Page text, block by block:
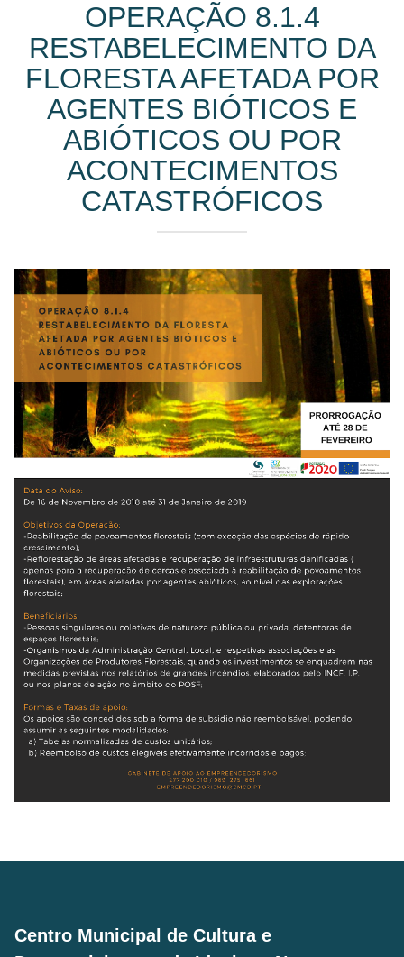
OPERAÇÃO 8.1.4
RESTABELECIMENTO DA
FLORESTA AFETADA POR
AGENTES BIÓTICOS E
ABIÓTICOS OU POR
ACONTECIMENTOS
CATASTRÓFICOS
Centro Municipal de Cultura e